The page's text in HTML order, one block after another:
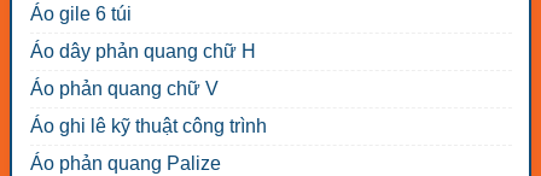
Áo gile 6 túi
Áo dây phản quang chữ H
Áo phản quang chữ V
Áo ghi lê kỹ thuật công trình
Áo phản quang Palize